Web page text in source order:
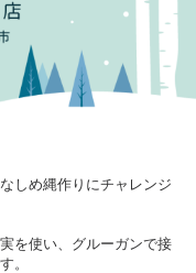
しめ縄作りにチャレンジ
を使い、グルーガンで接
。